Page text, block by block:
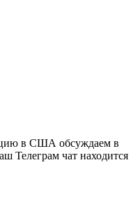
в США обсуждаем в
Телеграм чат находится